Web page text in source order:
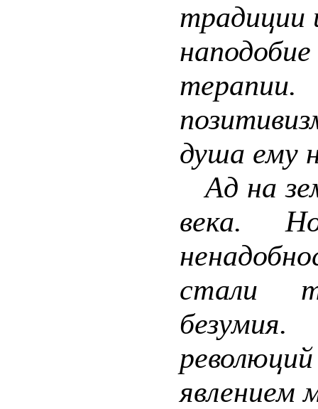
традиции
терапии.
душа ему
Ад на
века.
стали
явлением